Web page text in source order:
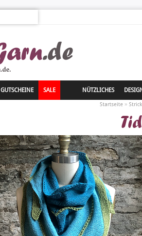
GUTSCHEINE SALE NÜTZLICHES
Startseite»